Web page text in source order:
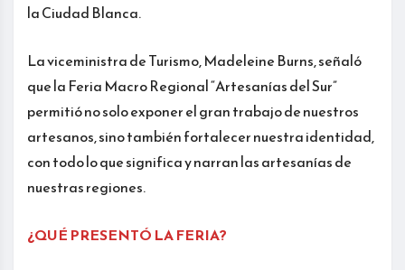
la Ciudad Blanca.
La viceministra de Turismo, Madeleine Burns, señaló
que la Feria Macro Regional “Artesanías del Sur”
permitió no solo exponer el gran trabajo de nuestros
artesanos, sino también fortalecer nuestra identidad,
con todo lo que significa y narran las artesanías de
nuestras regiones.
¿QUÉ PRESENTÓ LA FERIA?